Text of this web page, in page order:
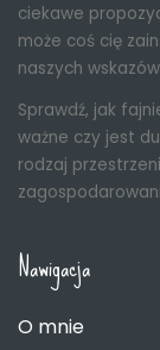
ciekawe
może coś cię
naszych
Sprawdź, jak
ważne czy jest
rodzaj
Nawigacja
O mnie